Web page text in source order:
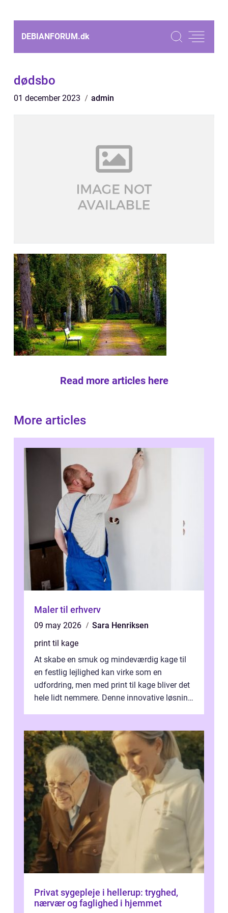
DEBIANFORUM.dk
dødsbo
01 december 2023 admin
Read more articles here
More articles
Maler til erhverv
09 may 2026
Sara Henriksen
print til kage
At skabe en smuk og mindeværdig kage til
en festlig lejlighed kan virke som en
udfordring, men med print til kage bliver det
hele lidt nemmere. Denne innovative løsning
Privat sygepleje i hellerup: tryghed,
nærvær og faglighed i hjemmet